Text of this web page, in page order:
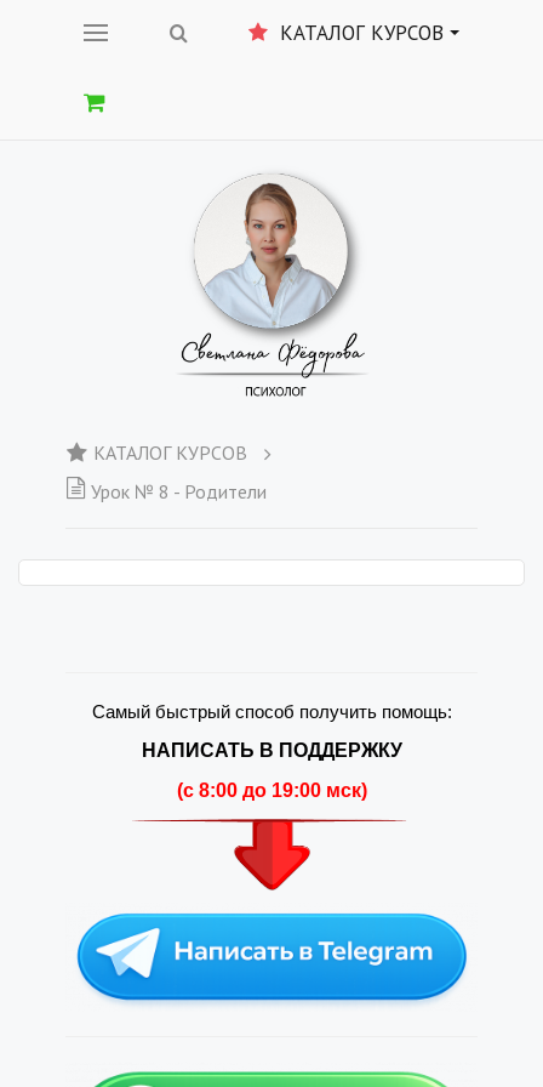
КАТАЛОГ КУРСОВ
КАТАЛОГ КУРСОВ
Урок № 8 - Родители
Самый быстрый способ получить помощь:
НАПИСАТЬ В ПОДДЕРЖКУ
(c 8:00 до 19:00 мск)